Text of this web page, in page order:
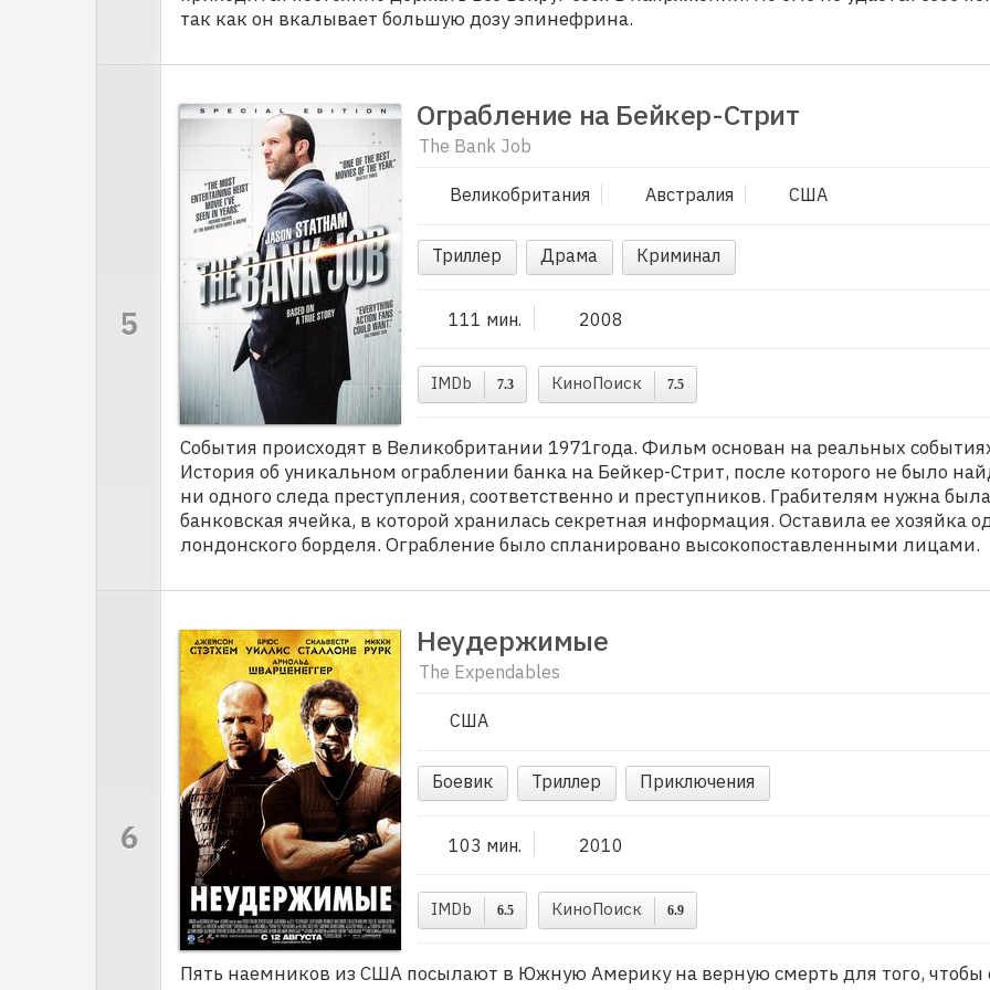
так как он вкалывает большую дозу эпинефрина.
Ограбление на Бейкер-Стрит
The Bank Job
Великобритания Австралия США
Триллер Драма Криминал
111 мин. 2008
IMDb 7.3 КиноПоиск 7.5
События происходят в Великобритании 1971года. Фильм основан на реальных
История об уникальном ограблении банка на Бейкер-Стрит, после которого не было
ни одного следа преступления, соответственно и преступников. Грабителям нужна
банковская ячейка, в которой хранилась секретная информация. Оставила ее хозяйка
лондонского борделя. Ограбление было спланировано высокопоставленными лицами.
Неудержимые
The Expendables
США
Боевик Триллер Приключения
103 мин. 2010
IMDb 6.5 КиноПоиск 6.9
Пять наемников из США посылают в Южную Америку на верную смерть для того, чтобы